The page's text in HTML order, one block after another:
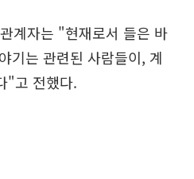
계자는 "현재로서 들은 바
기는 관련된 사람들이, 계
"고 전했다.